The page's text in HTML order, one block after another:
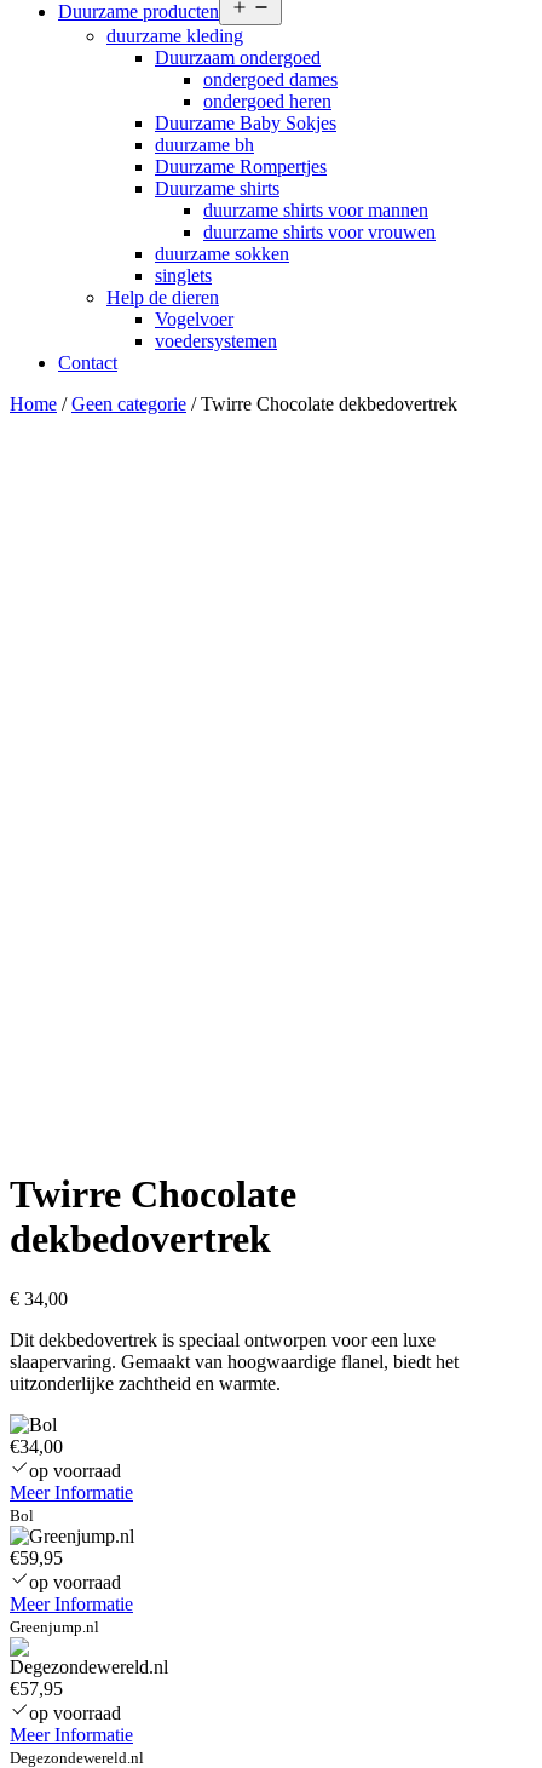
Duurzame producten
menu
duurzame kleding
Duurzaam ondergoed
ondergoed dames
ondergoed heren
Duurzame Baby Sokjes
duurzame bh
Duurzame Rompertjes
Duurzame shirts
duurzame shirts voor mannen
duurzame shirts voor vrouwen
duurzame sokken
singlets
Help de dieren
Vogelvoer
voedersystemen
Contact
Home /Geen categorie / Twirre Chocolate dekbedovertrek
Twirre Chocolate
dekbedovertrek
€ 34,00
Dit dekbedovertrek is speciaal ontworpen voor een luxe
slaapervaring. Gemaakt van hoogwaardige flanel, biedt het
uitzonderlijke zachtheid en warmte.
€34,00
op voorraad
Meer Informatie
Bol
€59,95
op voorraad
Meer Informatie
Greenjump.nl
€57,95
op voorraad
Meer Informatie
Degezondewereld.nl